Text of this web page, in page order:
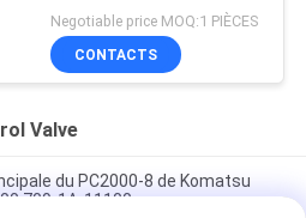
High Quality
Negotiable price MOQ:1 PIÈCES
CONTACTS
Valve
du PC2000-8 de Komatsu
709-1A-11100